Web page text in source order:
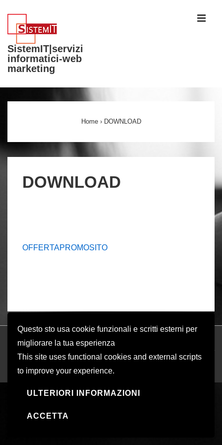
Questo sto usa cookie funzionali e scritti esterni per
migliorare la tua esperienza
This site uses functional cookies and external scripts
to improve your experience.
ULTERIORI INFORMAZIONI
ACCETTA
contenuto
principale
SistemIT|servizi
informatici-web
marketing
Home › DOWNLOAD
DOWNLOAD
OFFERTAPROMOSITO
© 2026 SistemIT|servizi informatici-web marketing
responsive